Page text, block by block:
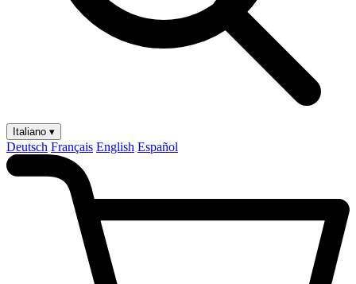
Italiano ▾
Deutsch Français English Español